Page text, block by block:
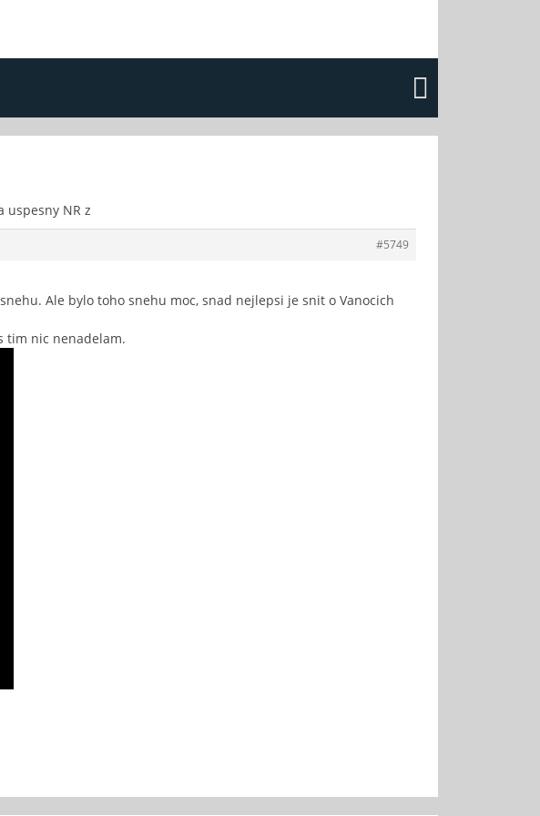
uspesny NR z
#5749
Ale bylo toho snehu moc, snad nejlepsi je snit o Vanocich
tim nic nenadelam.